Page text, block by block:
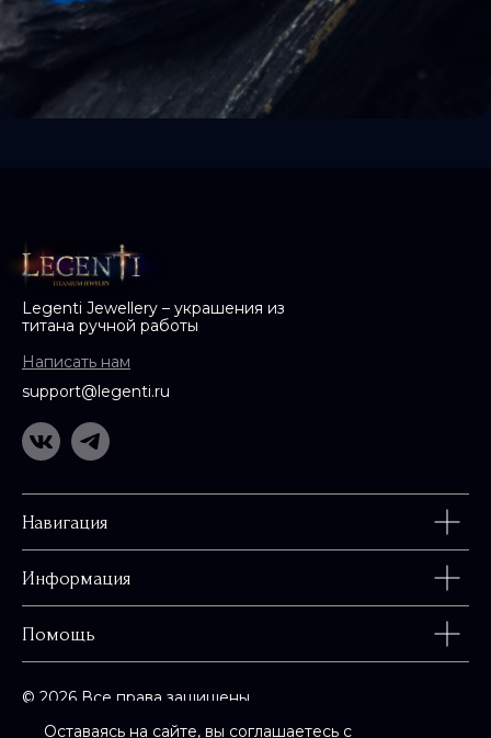
Оставаясь на сайте, вы соглашаетесь с
Legenti Jewellery – украшения из
титана ручной работы
Написать нам
support@legenti.ru
Навигация
Информация
Помощь
© 2026 Все права защищены